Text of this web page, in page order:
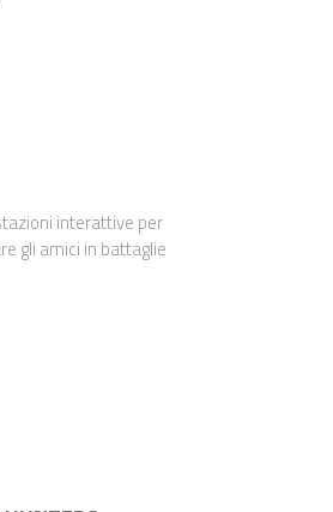
gli amici in battaglie